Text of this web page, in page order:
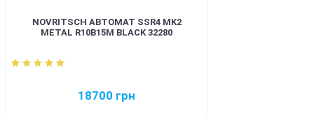
NOVRITSCH АВТОМАТ SSR4 MK2
METAL R10B15M BLACK 32280
18700 грн